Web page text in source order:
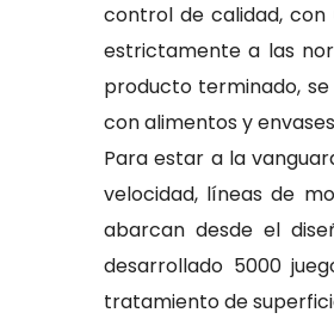
control de calidad, con
estrictamente a las
producto terminado,
con alimentos y
Para estar a la
velocidad, líneas de
abarcan desde el
desarrollado 5000
tratamiento de